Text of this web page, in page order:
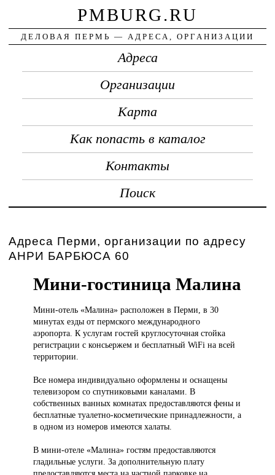
PMBURG.RU
ДЕЛОВАЯ ПЕРМЬ — АДРЕСА, ОРГАНИЗАЦИИ
Адреса
Организации
Карта
Как попасть в каталог
Контакты
Поиск
Адреса Перми, организации по адресу
АНРИ БАРБЮСА 60
Мини-гостиница Малина
Мини-отель «Малина»расположен в Перми, в 30
минутах езды от пермского международного
аэропорта. К услугам гостей круглосуточная стойка
регистрации с консьержем и бесплатный WiFi на всей
территории.
Все номера индивидуально оформлены и оснащены
телевизором со спутниковыми каналами. В
собственных ванных комнатах предоставляются фены и
бесплатные туалетно-косметические принадлежности, а
в одном из номеров имеются халаты.
В мини-отеле «Малина» гостям предоставляются
гладильные услуги. За дополнительную плату